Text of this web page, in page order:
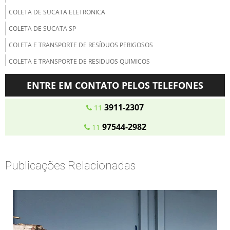
COLETA DE SUCATA ELETRONICA
COLETA DE SUCATA SP
COLETA E TRANSPORTE DE RESÍDUOS PERIGOSOS
COLETA E TRANSPORTE DE RESIDUOS QUIMICOS
COLETA SELETIVA DE PAPEL E PAPELÃO
COLETA SELETIVA DE RESIDUOS ORGANICOS
COLETA SELETIVA MATERIAIS RECICLÁVEIS
COMPRA DE MATERIAL RECICLAVEL SP
DESCARACTERIZAÇÃO DE MATERIAIS
ENTRE EM CONTATO PELOS TELEFONES
11 3911-2307
11 97544-2982
Publicações Relacionadas